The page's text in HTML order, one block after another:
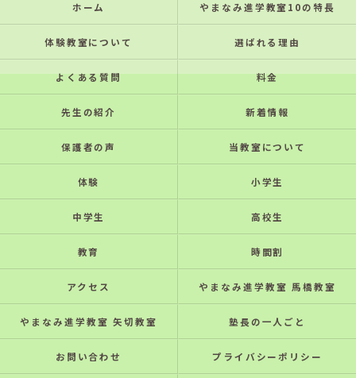
ホーム やまなみ進学教室10の特⻑
体験教室について 選ばれる理由
よくある質問 料金
先生の紹介 新着情報
保護者の声 当教室について
体験 小学生
中学生 高校生
教育 時間割
アクセス やまなみ進学教室 馬橋教室
やまなみ進学教室 矢切教室 塾長の一人ごと
お問い合わせ プライバシーポリシー